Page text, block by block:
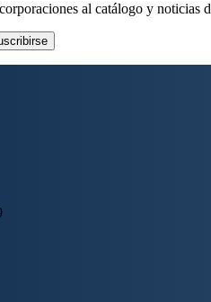
al catálogo y noticias